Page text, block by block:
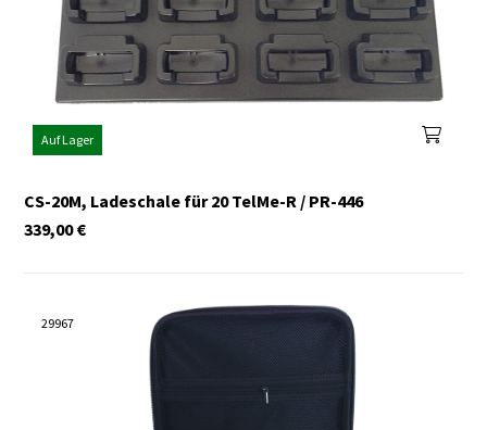
Auf Lager
CS-20M, Ladeschale für 20 TelMe-R / PR-446
€
339,00
29967